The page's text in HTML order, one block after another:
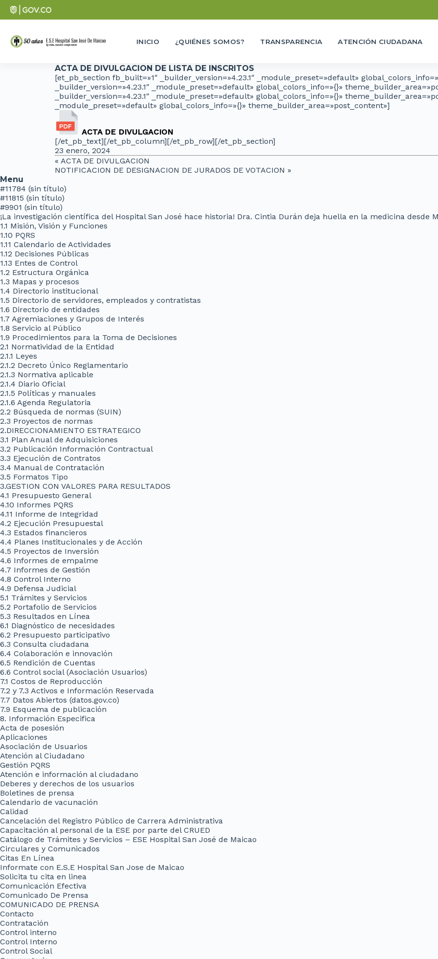
INICIO ¿QUIÉNES SOMOS? TRANSPARENCIA ATENCIÓN CIUDADANA
ACTA DE DIVULGACION DE LISTA DE INSCRITOS
[et_pb_section fb_built=»1″ _builder_version=»4.23.1″ _module_preset=»default»
_builder_version=»4.23.1″ _module_preset=»default» global_colors_info=»{}»
_builder_version=»4.23.1″ _module_preset=»default» global_colors_info=»{}»
_module_preset=»default» global_colors_info=»{}» theme_builder_area=»post_content»]
ACTA DE DIVULGACION
[/et_pb_text][/et_pb_column][/et_pb_row][/et_pb_section]
23 enero, 2024
« ACTA DE DIVULGACION
NOTIFICACION DE DESIGNACION DE JURADOS DE VOTACION »
Menu
#11784 (sin título)
#11815 (sin título)
#9901 (sin título)
¡La investigación científica del Hospital San José hace historia! Dra. Cintia Durán deja huella en la medicina desde
1.1 Misión, Visión y Funciones
1.10 PQRS
1.11 Calendario de Actividades
1.12 Decisiones Públicas
1.13 Entes de Control
1.2 Estructura Orgánica
1.3 Mapas y procesos
1.4 Directorio institucional
1.5 Directorio de servidores, empleados y contratistas
1.6 Directorio de entidades
1.7 Agremiaciones y Grupos de Interés
1.8 Servicio al Público
1.9 Procedimientos para la Toma de Decisiones
2.1 Normatividad de la Entidad
2.1.1 Leyes
2.1.2 Decreto Único Reglamentario
2.1.3 Normativa aplicable
2.1.4 Diario Oficial
2.1.5 Políticas y manuales
2.1.6 Agenda Regulatoria
2.2 Búsqueda de normas (SUIN)
2.3 Proyectos de normas
2.DIRECCIONAMIENTO ESTRATEGICO
3.1 Plan Anual de Adquisiciones
3.2 Publicación Información Contractual
3.3 Ejecución de Contratos
3.4 Manual de Contratación
3.5 Formatos Tipo
3.GESTION CON VALORES PARA RESULTADOS
4.1 Presupuesto General
4.10 Informes PQRS
4.11 Informe de Integridad
4.2 Ejecución Presupuestal
4.3 Estados financieros
4.4 Planes Institucionales y de Acción
4.5 Proyectos de Inversión
4.6 Informes de empalme
4.7 Informes de Gestión
4.8 Control Interno
4.9 Defensa Judicial
5.1 Trámites y Servicios
5.2 Portafolio de Servicios
5.3 Resultados en Línea
6.1 Diagnóstico de necesidades
6.2 Presupuesto participativo
6.3 Consulta ciudadana
6.4 Colaboración e innovación
6.5 Rendición de Cuentas
6.6 Control social (Asociación Usuarios)
7.1 Costos de Reproducción
7.2 y 7.3 Activos e Información Reservada
7.7 Datos Abiertos (datos.gov.co)
7.9 Esquema de publicación
8. Información Especifica
Acta de posesión
Aplicaciones
Asociación de Usuarios
Atención al Ciudadano
Gestión PQRS
Atención e información al ciudadano
Deberes y derechos de los usuarios
Boletines de prensa
Calendario de vacunación
Calidad
Cancelación del Registro Público de Carrera Administrativa
Capacitación al personal de la ESE por parte del CRUED
Catálogo de Trámites y Servicios – ESE Hospital San José de Maicao
Circulares y Comunicados
Citas En Línea
Informate con E.S.E Hospital San Jose de Maicao
Solicita tu cita en linea
Comunicación Efectiva
Comunicado De Prensa
COMUNICADO DE PRENSA
Contacto
Contratación
Control interno
Control Interno
Control Social